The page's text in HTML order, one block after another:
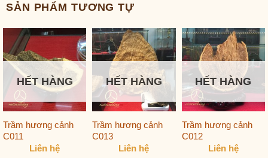
SẢN PHẨM TƯƠNG TỰ
HẾT HÀNG
Trầm hương cảnh
C011
Liên hệ
HẾT HÀNG
Trầm hương cảnh
C013
Liên hệ
HẾT HÀNG
Trầm hương cảnh
C012
Liên hệ